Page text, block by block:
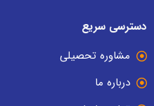
دسترسی سریع
مشاوره تحصیلی
درباره ما